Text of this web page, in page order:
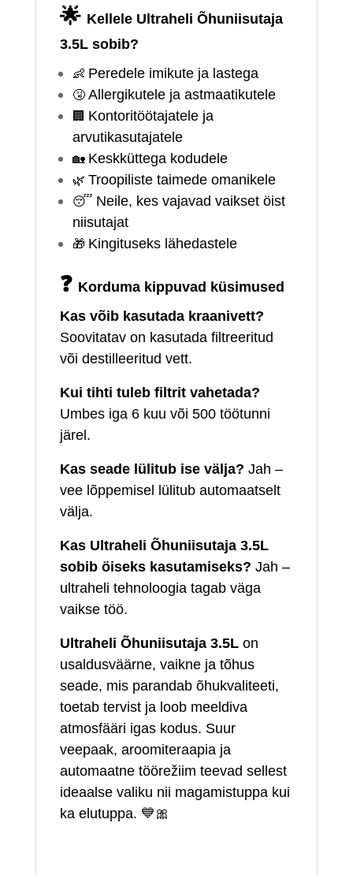
🌟 Kellele Ultraheli Õhuniisutaja
3.5L sobib?
👶 Peredele imikute ja lastega
🤧 Allergikutele ja astmaatikutele
🏢 Kontoritöötajatele ja
arvutikasutajatele
🏡 Kesk­küttega kodudele
🌿 Troopiliste taimede omanikele
😴 Neile, kes vajavad vaikset öist
niisutajat
🎁 Kingituseks lähedastele
❓ Korduma kippuvad küsimused
Kas võib kasutada kraanivett?
Soovitatav on kasutada filtreeritud
või destilleeritud vett.
Kui tihti tuleb filtrit vahetada?
Umbes iga 6 kuu või 500 töötunni
järel.
Kas seade lülitub ise välja? Jah –
vee lõppemisel lülitub automaatselt
välja.
Kas Ultraheli Õhuniisutaja 3.5L
sobib öiseks kasutamiseks? Jah –
ultraheli tehnoloogia tagab väga
vaikse töö.
Ultraheli Õhuniisutaja 3.5Lon
usaldusväärne, vaikne ja tõhus
seade, mis parandab õhukvaliteeti,
toetab tervist ja loob meeldiva
atmosfääri igas kodus. Suur
veepaak, aroomiteraapia ja
automaatne töörežiim teevad sellest
ideaalse valiku nii magamistuppa kui
ka elutuppa. 💙🎀